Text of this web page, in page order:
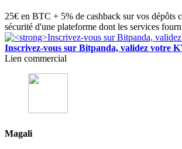
25€ en BTC + 5% de cashback sur vos dépôts
sécurité d'une plateforme dont les services
Inscrivez-vous sur Bitpanda, validez votre
Lien commercial
Magali